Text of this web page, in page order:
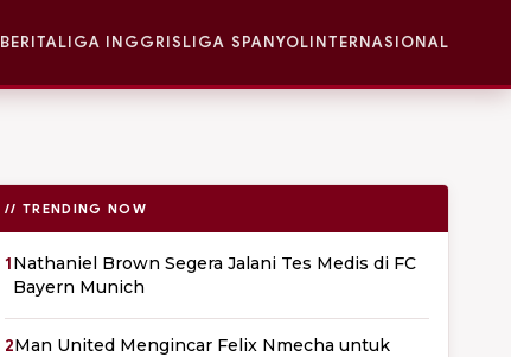
BERITALIGA INGGRISLIGA SPANYOLINTERNASIONAL
// TRENDING NOW
1Nathaniel Brown Segera Jalani Tes Medis di FC
Bayern Munich
2Man United Mengincar Felix Nmecha untuk